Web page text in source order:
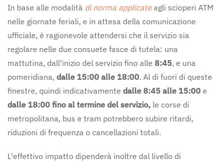
In base alle modalità di norma applicateagli scioperi ATM
nelle giornate feriali, e in attesa della comunicazione
ufficiale, è ragionevole attendersi che il servizio sia
regolare nelle due consuete fasce di tutela: una
mattutina, dall'inizio del servizio fino alle 8:45, e una
pomeridiana, dalle 15:00 alle 18:00. Al di fuori di queste
finestre, quindi indicativamente dalle 8:45 alle 15:00 e
dalle 18:00 fino al termine del servizio, le corse di
metropolitana, bus e tram potrebbero subire ritardi,
riduzioni di frequenza o cancellazioni totali.
L'effettivo impatto dipenderà inoltre dal livello di